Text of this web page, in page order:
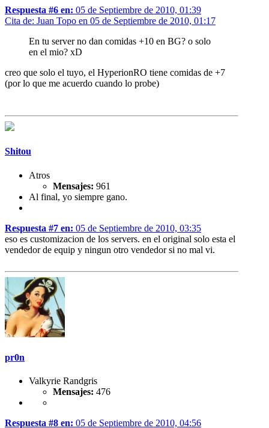
Respuesta #6 en: 05 de Septiembre de 2010, 01:39
Cita de: Juan Topo en 05 de Septiembre de 2010, 01:17
En tu server no dan comidas +10 en BG? o solo
en el mio? xD
creo que solo el tuyo, el HyperionRO tiene comidas de +7
(por lo que me acuerdo cuando lo probe)
Shitou
Atros
Mensajes: 961
Al final, yo siempre gano.
Respuesta #7 en: 05 de Septiembre de 2010, 03:35
eso es customizacion de los servers. en el original solo esta el
vendedor de equip y ningun otro vendedor si no mal vi.
pr0n
Valkyrie Randgris
Mensajes: 476
Respuesta #8 en: 05 de Septiembre de 2010, 04:56